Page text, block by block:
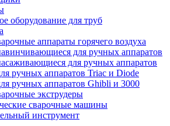
оборудование для труб
аппараты горячего воздуха
для ручных аппаратов
для ручных аппаратов
ручных аппаратов Triac и Diode
ручных аппаратов Ghibli и 3000
экструдеры
сварочные машины
инструмент